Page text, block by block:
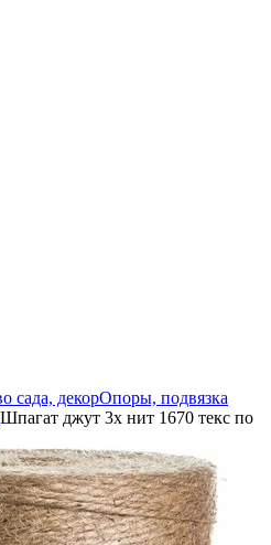
сада, декорОпоры, подвязка
Шпагат джут 3х нит 1670 текс по